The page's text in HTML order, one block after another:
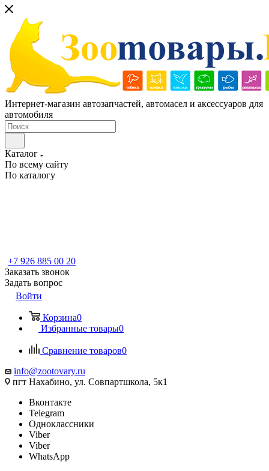
Интернет-магазин автозапчастей, автомасел и аксессуаров для
автомобиля
Каталог
По всему сайту
По каталогу
+7 926 885 00 20
Заказать звонок
Задать вопрос
Войти
Корзина0
Избранные товары0
Сравнение товаров0
info@zootovary.ru
пгт Нахабино, ул. Совпартшкола, 5к1
Вконтакте
Telegram
Одноклассники
Viber
Viber
WhatsApp